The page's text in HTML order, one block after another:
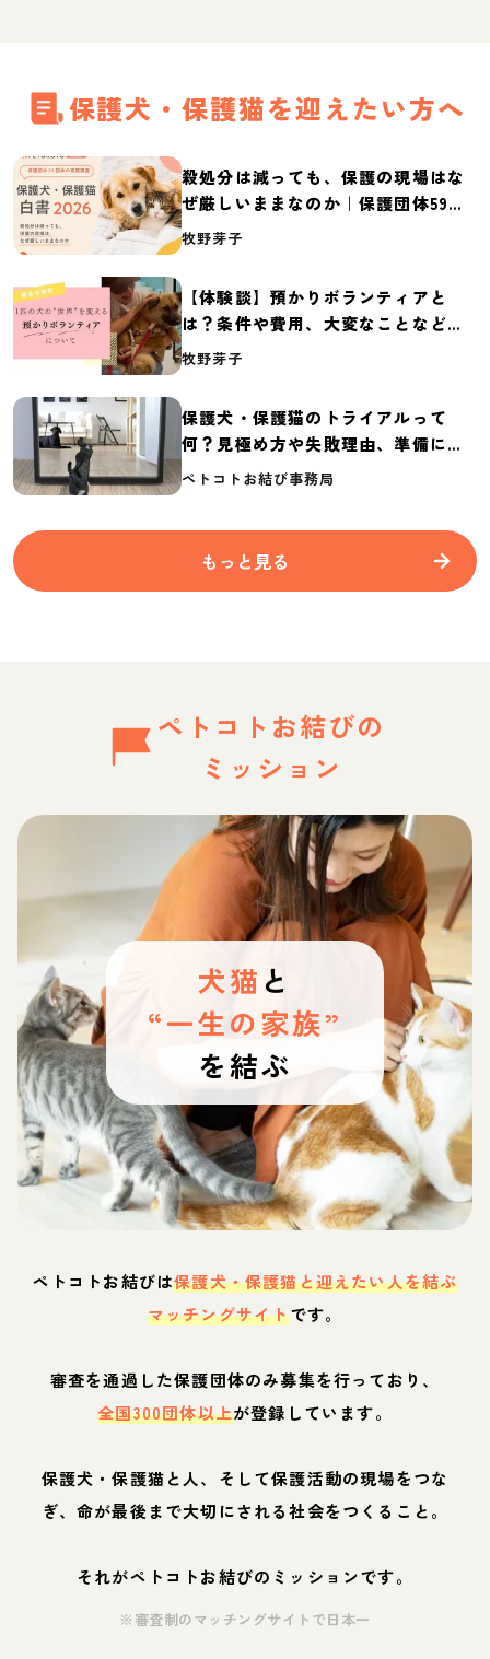
保護犬・保護猫を迎えたい方へ
殺処分は減っても、保護の現場はな
ぜ厳しいままなのか｜保護団体59団
体の実態調査【保護犬・保護猫白書
牧野芽子
【体験談】預かりボランティアと
は？条件や費用、大変なことなど紹
介
牧野芽子
保護犬・保護猫のトライアルって
何？見極め方や失敗理由、準備に必
要なものを紹介
ペトコトお結び事務局
もっと見る
ペトコトお結びの
ミッション
犬猫 と
“一生の家族”
を結ぶ
ペトコトお結びは保護犬・保護猫と迎えたい人を結ぶ
マッチングサイトです。
審査を通過した保護団体のみ募集を行っており、
全国300団体以上が登録しています。
保護犬・保護猫と人、そして保護活動の現場をつな
ぎ、命が最後まで大切にされる社会をつくること。
それがペトコトお結びのミッションです。
※審査制のマッチングサイトで日本一